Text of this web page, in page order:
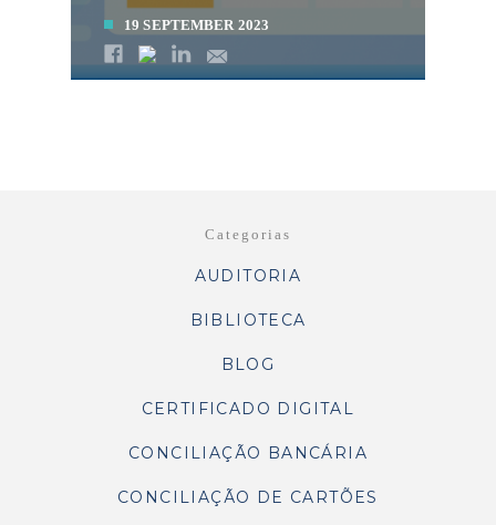
19 SEPTEMBER 2023
Categorias
AUDITORIA
BIBLIOTECA
BLOG
CERTIFICADO DIGITAL
CONCILIAÇÃO BANCÁRIA
CONCILIAÇÃO DE CARTÕES